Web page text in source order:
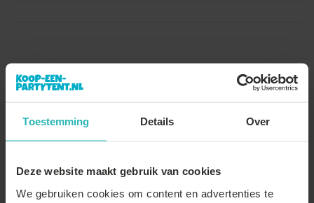
Toestemming Details Over
Deze website maakt gebruik van cookies
We gebruiken cookies om content en advertenties te